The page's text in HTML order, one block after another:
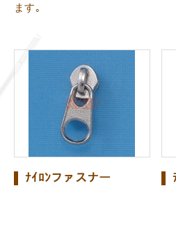
ます｡
ﾅｲﾛﾝファスナー